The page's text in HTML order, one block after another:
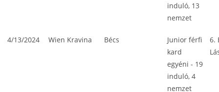
induló, 13
nemzet
4/13/2024 Wien Kravina Bécs
Junior férfi
kard
egyéni - 19
induló, 4
nemzet
6.